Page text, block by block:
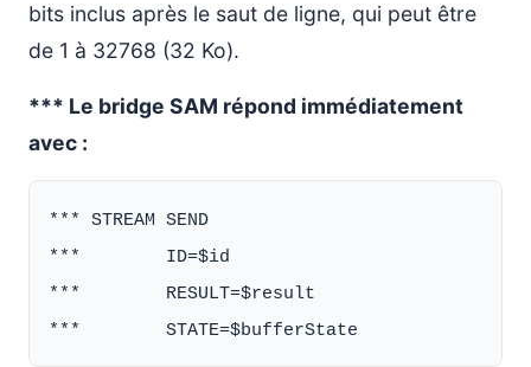
bits inclus après le saut de ligne, qui peut être
de 1 à 32768 (32 Ko).
*** Le bridge SAM répond immédiatement
avec :
*** STREAM SEND
***        ID=$id
***        RESULT=$result